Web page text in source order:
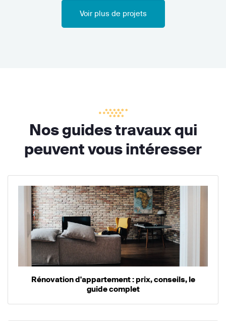
Voir plus de projets
Nos guides travaux qui
peuvent vous intéresser
Rénovation d'appartement : prix, conseils, le
guide complet